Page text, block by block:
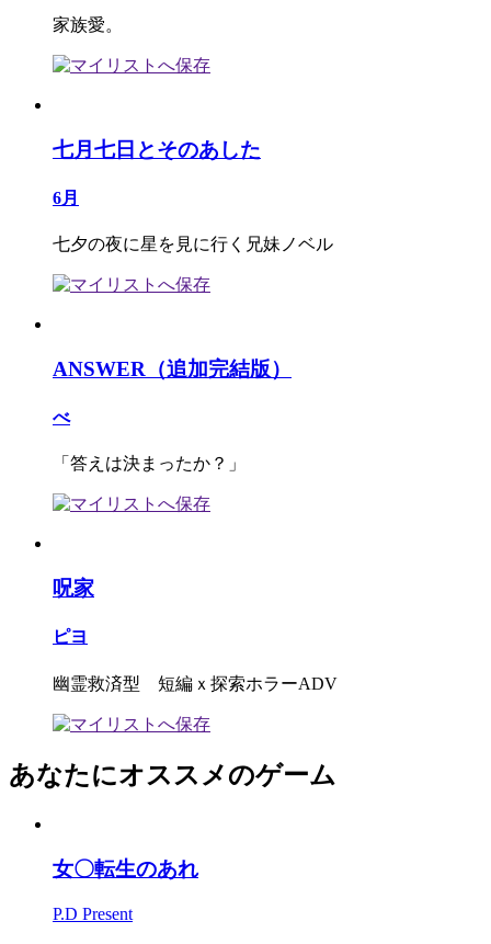
家族愛。
七月七日とそのあした
6月
七夕の夜に星を見に行く兄妹ノベル
ANSWER（追加完結版）
べ
「答えは決まったか？」
呪家
ピヨ
幽霊救済型 短編ｘ探索ホラーADV
あなたにオススメのゲーム
女〇転生のあれ
P.D Present